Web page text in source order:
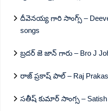
దీవెనయ్య గారి సాంగ్స్ –
songs
బ్రదర్ జె జాన్ గారు – Bro J
రాజ్ ప్రకాష్ పాల్ – Raj
సతీష్ కుమార్ సాంగ్స – Satish